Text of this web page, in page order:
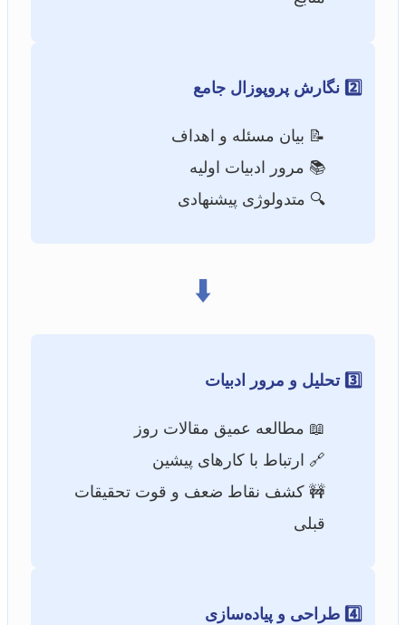
2️⃣ نگارش پروپوزال جامع
📝 بیان مسئله و اهداف
📚 مرور ادبیات اولیه
🔍 متدولوژی پیشنهادی
⬇️
3️⃣ تحلیل و مرور ادبیات
📖 مطالعه عمیق مقالات روز
🔗 ارتباط با کارهای پیشین
🚧 کشف نقاط ضعف و قوت تحقیقات
قبلی
4️⃣ طراحی و پیاده‌سازی